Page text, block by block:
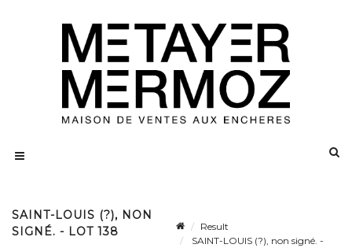
SAINT-LOUIS (?), NON
SIGNÉ. - LOT 138
Result
SAINT-LOUIS (?), non signé. -